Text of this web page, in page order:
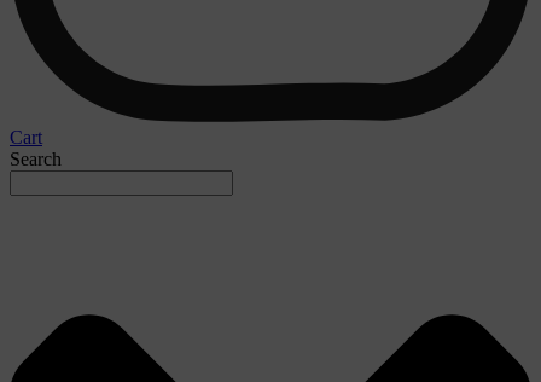
Cart
Search